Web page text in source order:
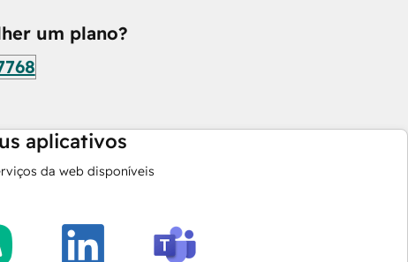
um plano?
aplicativos
da web disponíveis